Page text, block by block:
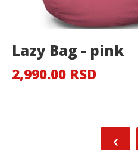
Lazy Bag - pink
2,990.00 RSD